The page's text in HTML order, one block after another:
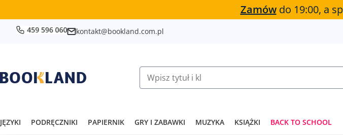
Zamówdo 19:00, a
kontakt@bookland.com.pl
JĘZYKI PODRĘCZNIKI PAPIERNIK GRY I ZABAWKI MUZYKA KSIĄŻKI BACK TO SCHOOL